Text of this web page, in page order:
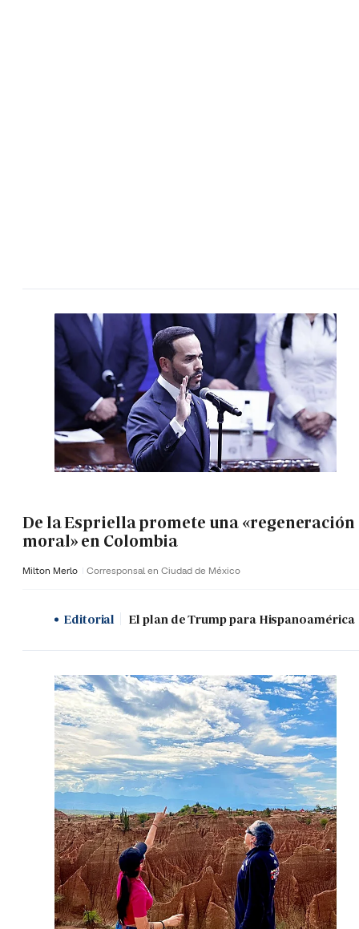
De la Espriella promete una «regeneración
moral» en Colombia
Milton Merlo Corresponsal en Ciudad de México
Editorial El plan de Trump para Hispanoamérica